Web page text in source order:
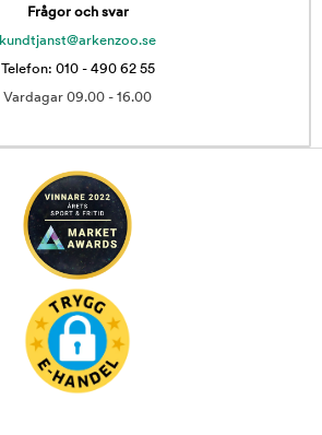
Frågor och svar
kundtjanst@arkenzoo.se
Telefon: 010 - 490 62 55
Vardagar 09.00 - 16.00